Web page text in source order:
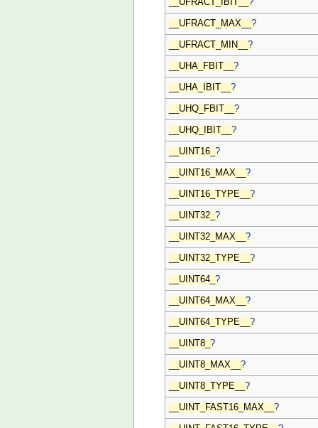
__UFRACT_IBIT__?
__UFRACT_MAX__?
__UFRACT_MIN__?
__UHA_FBIT__?
__UHA_IBIT__?
__UHQ_FBIT__?
__UHQ_IBIT__?
__UINT16_?
__UINT16_MAX__?
__UINT16_TYPE__?
__UINT32_?
__UINT32_MAX__?
__UINT32_TYPE__?
__UINT64_?
__UINT64_MAX__?
__UINT64_TYPE__?
__UINT8_?
__UINT8_MAX__?
__UINT8_TYPE__?
__UINT_FAST16_MAX__?